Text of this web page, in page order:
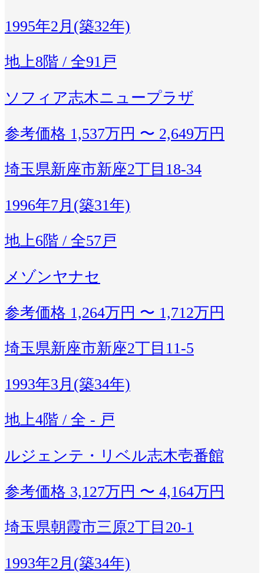
1995年2月(築32年)
地上8階 / 全91戸
ソフィア志木ニュープラザ
参考価格 1,537万円 〜 2,649万円
埼玉県新座市新座2丁目18-34
1996年7月(築31年)
地上6階 / 全57戸
メゾンヤナセ
参考価格 1,264万円 〜 1,712万円
埼玉県新座市新座2丁目11-5
1993年3月(築34年)
地上4階 / 全 - 戸
ルジェンテ・リベル志木壱番館
参考価格 3,127万円 〜 4,164万円
埼玉県朝霞市三原2丁目20-1
1993年2月(築34年)